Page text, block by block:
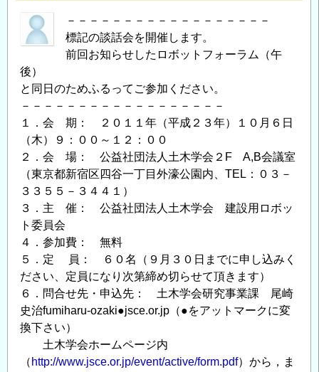
電
所
地
震
全
問
題
に
す
査
員
会」
告
－－－－－－－－－－－－－－－－－－
標記の談話会を開催します。
前回お知らせしたロボットフォーラム（午
後）
と同日のためふるってご参加ください。
－－－－－－－－－－－－－－－－－－
１．会 期： ２０１１年（平成２３年）１０月６日
（木）９：００～１２：００
２．会 場： 公益社団法人土木学会２F A,B会議室
（東京都新宿区四谷一丁目外濠公園内、TEL：０３－
３３５５－３４４１）
３．主 催： 公益社団法人土木学会 建設用ロボッ
ト委員会
４．参加費： 無料
５．定 員： ６０名（９月３０日までに申し込みく
ださい、定員になり次第締め切らせて頂きます）
６．問合せ先・申込先： 土木学会研究事業課 尾崎
史治fumiharu-ozaki●jsce.or.jp（●をアットマークに変
換下さい）
土木学会ホームページ内
（ http://www.jsce.or.jp/event/active/form.pdf）から，ま